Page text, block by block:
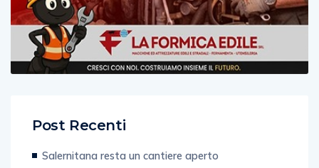
Post Recenti
Salernitana resta un cantiere aperto